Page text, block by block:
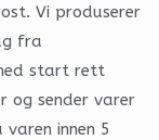
Vi produserer
fra
start rett
og sender varer
innen 5